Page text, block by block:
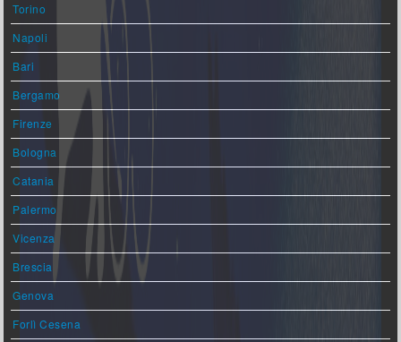
Torino
Napoli
Bari
Bergamo
Firenze
Bologna
Catania
Palermo
Vicenza
Brescia
Genova
Forlì Cesena